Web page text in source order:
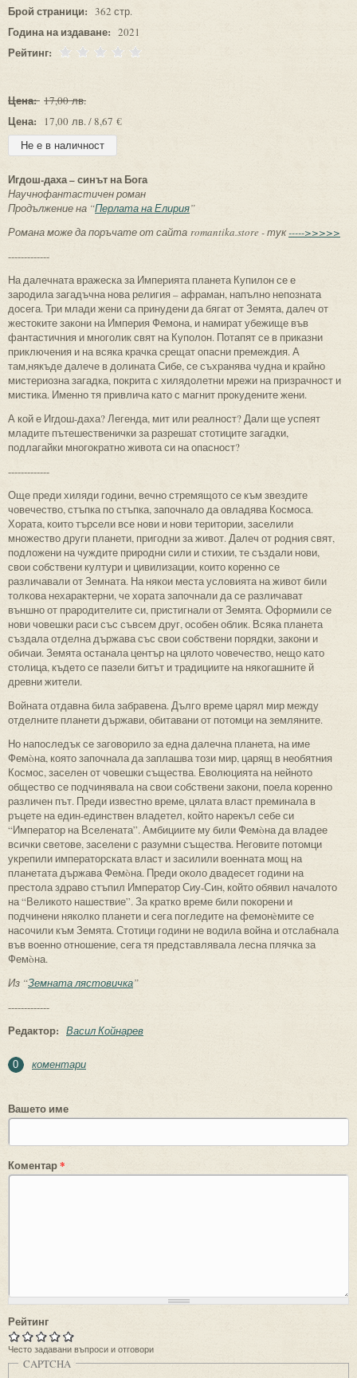
Брой страници: 362 стр.
Година на издаване: 2021
Рейтинг:
Цена: 17,00 лв.
Цена: 17,00 лв. / 8,67 €
Игдош-даха – синът на Бога
Научнофантастичен роман
Продължение на “Перлата на Елирия”
Романа може да поръчате от сайта romantika.store - тук----->>>>>
-------------
На далечната вражеска за Империята планета Купилон се е
зародила загадъчна нова религия – афраман, напълно непозната
досега. Три млади жени са принудени да бягат от Земята, далеч от
жестоките закони на Империя Фемона, и намират убежище във
фантастичния и многолик свят на Куполон. Потапят се в приказни
приключения и на всяка крачка срещат опасни премеждия. А
там,някъде далече в долината Сибе, се съхранява чудна и крайно
мистериозна загадка, покрита с хилядолетни мрежи на призрачност и
мистика. Именно тя привлича като с магнит прокудените жени.
А кой е Игдош-даха? Легенда, мит или реалност? Дали ще успеят
младите пътешественички за разрешат стотиците загадки,
подлагайки многократно живота си на опасност?
-------------
Още преди хиляди години, вечно стремящото се към звездите
човечество, стъпка по стъпка, започнало да овладява Космоса.
Хората, които търсели все нови и нови територии, заселили
множество други планети, пригодни за живот. Далеч от родния свят,
подложени на чуждите природни сили и стихии, те създали нови,
свои собствени култури и цивилизации, които коренно се
различавали от Земната. На някои места условията на живот били
толкова нехарактерни, че хората започнали да се различават
външно от прародителите си, пристигнали от Земята. Оформили се
нови човешки раси със съвсем друг, особен облик. Всяка планета
създала отделна държава със свои собствени порядки, закони и
обичаи. Земята останала център на цялото човечество, нещо като
столица, където се пазели битът и традициите на някогашните й
древни жители.
Войната отдавна била забравена. Дълго време царял мир между
отделните планети държави, обитавани от потомци на земляните.
Но напоследък се заговорило за една далечна планета, на име
Фемòна, която започнала да заплашва този мир, царящ в необятния
Космос, заселен от човешки същества. Еволюцията на нейното
общество се подчинявала на свои собствени закони, поела коренно
различен път. Преди известно време, цялата власт преминала в
ръцете на един-единствен владетел, който нарекъл себе си
“Император на Вселената”. Амбициите му били Фемòна да владее
всички светове, заселени с разумни същества. Неговите потомци
укрепили императорската власт и засилили военната мощ на
планетата държава Фемòна. Преди около двадесет години на
престола здраво стъпил Император Сиу-Син, който обявил началото
на “Великото нашествие”. За кратко време били покорени и
подчинени няколко планети и сега погледите на фемонèмите се
насочили към Земята. Стотици години не водила война и отслабнала
във военно отношение, сега тя представлявала лесна плячка за
Фемòна.
Из “Земната лястовичка”
-------------
Редактор: Васил Койнарев
0 коментари
Вашето име
Коментар*
Рейтинг
Често задавани въпроси и отговори
CAPTCHA